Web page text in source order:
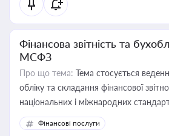
Фінансова звітність та
МСФЗ
Про що тема: Тема стосується
обліку та складання фінансової
національних і міжнародних
Фінансові послуги